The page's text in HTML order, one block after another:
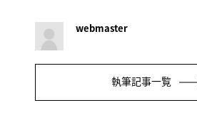
webmaster
執筆記事一覧